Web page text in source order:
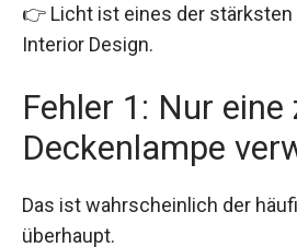
👉 Licht ist eines der stärksten
Interior Design.
Fehler 1: Nur eine
Deckenlampe
Das ist wahrscheinlich der
überhaupt.